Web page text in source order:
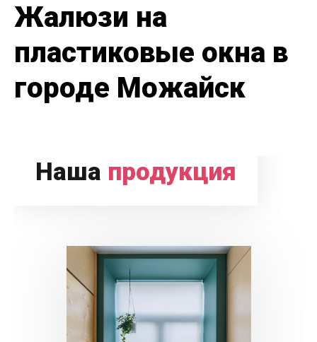
Жалюзи на
пластиковые окна в
городе Можайск
Наша продукция